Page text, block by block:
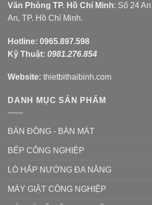
Văn Phòng TP. Hồ Chí Minh: Số 24
An, TP. Hồ Chí Minh.
Hotline: 0965.897.598
Kỹ Thuật: 0981.276.854
Website: thietbithaibinh.com
DANH MỤC SẢN PHẨM
BÀN ĐÔNG - BÀN MÁT
BẾP CÔNG NGHIỆP
LÒ HẤP NƯỚNG ĐA NĂNG
MÁY GIẶT CÔNG NGHIỆP